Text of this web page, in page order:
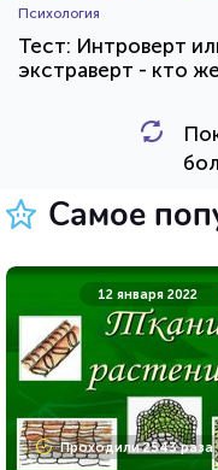
Психология
Тест: Интроверт
экстраверт - кто
23 марта 2021
Проходили 74649 раз
Самое
12 января 2022
Проходили 2543 раза